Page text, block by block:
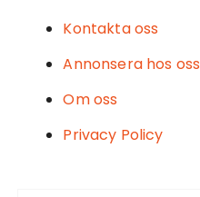
Kontakta oss
Annonsera hos oss
Om oss
Privacy Policy